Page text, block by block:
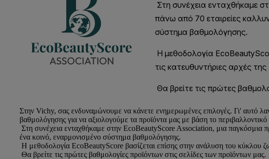
Στην Vichy, σας ενδυναμώνουμε να κάνετε ενημερωμένες επιλογές. Γι' αυτό
βαθμολόγησης για να αξιολογούμε τα προϊόντα μας με βάση το
Στη συνέχεια ενταχθήκαμε στην EcoBeautyScore Association, μια παγκόσμια
ένα κοινό, εναρμονισμένο σύστημα βαθμολόγησης.
Η μεθοδολογία EcoBeautyScore βασίζεται επίσης στην ανάλυση του κύκλου
Θα βρείτε τις πρώτες βαθμολογίες προϊόντων στις σελίδες των προϊόντων μας.